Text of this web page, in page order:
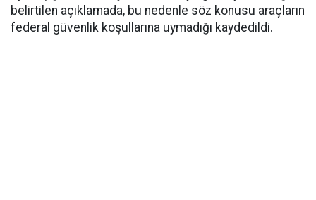
belirtilen açıklamada, bu nedenle söz konusu araçların
federal güvenlik koşullarına uymadığı kaydedildi.